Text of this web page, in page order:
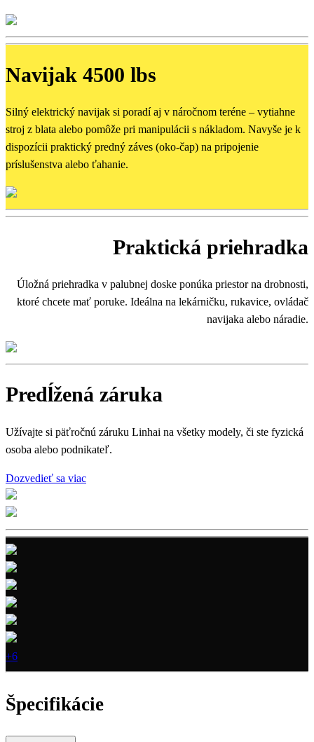
Navijak 4500 lbs
Silný elektrický navijak si poradí aj v náročnom teréne – vytiahne
stroj z blata alebo pomôže pri manipulácii s nákladom. Navyše je k
dispozícii praktický predný záves (oko-čap) na pripojenie
príslušenstva alebo ťahanie.
Praktická priehradka
Úložná priehradka v palubnej doske ponúka priestor na drobnosti,
ktoré chcete mať poruke. Ideálna na lekárničku, rukavice, ovládač
navijaka alebo náradie.
Predĺžená záruka
Užívajte si päťročnú záruku Linhai na všetky modely, či ste fyzická
osoba alebo podnikateľ.
Dozvedieť sa viac
+6
Špecifikácie